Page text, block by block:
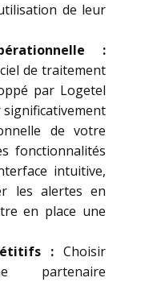
de leur
:
de traitement
par Logetel
significativement
de votre
fonctionnalités
intuitive,
les alertes en
en place une
: Choisir
partenaire